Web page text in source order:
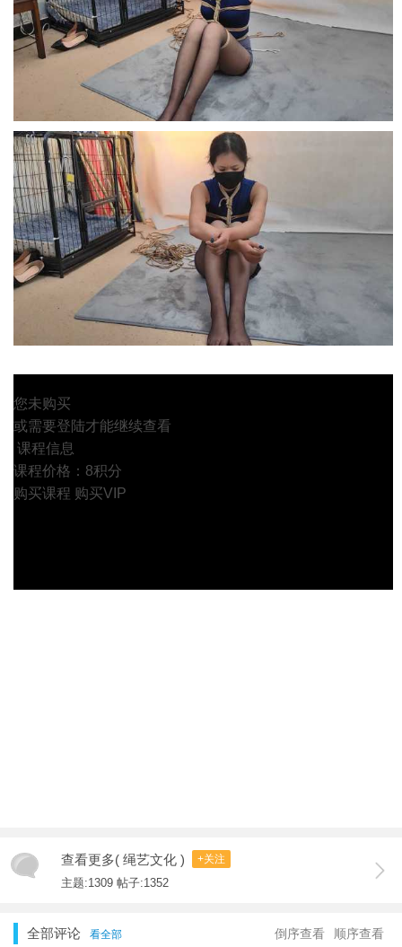
您未购买
或需要登陆才能继续查看
课程信息
课程价格：8积分
购买课程 购买VIP
查看更多( 绳艺文化 ) +关注
主题:1309 帖子:1352
全部评论 看全部 顺序查看
倒序查看